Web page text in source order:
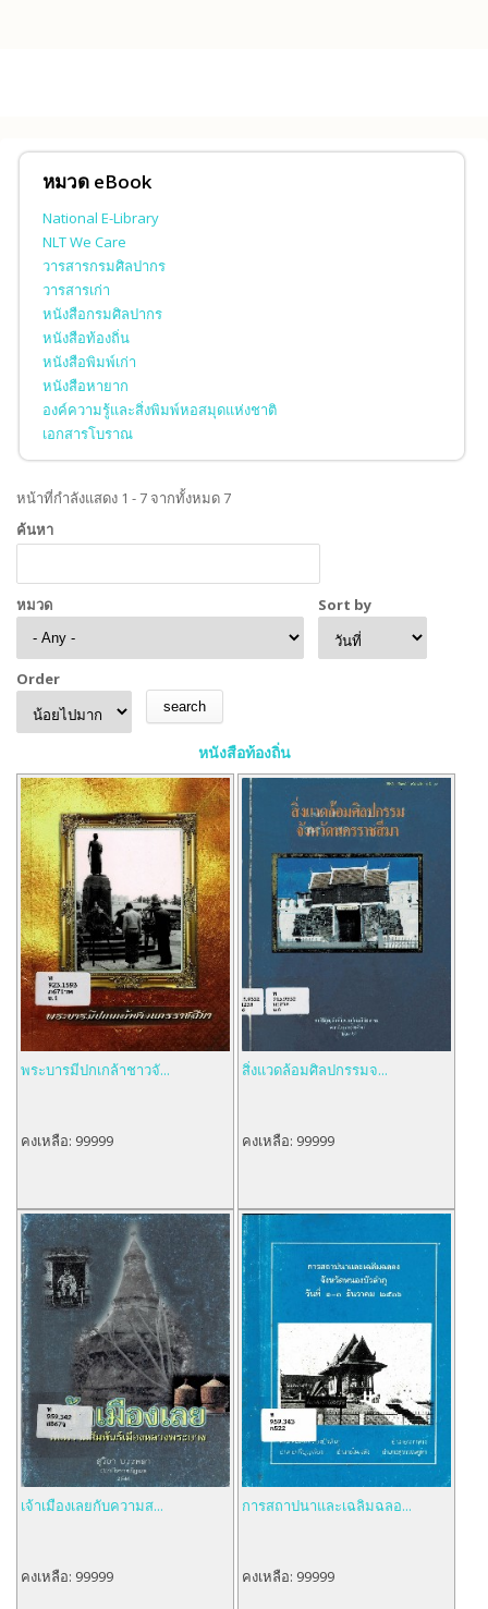
หมวด eBook
National E-Library
NLT We Care
วารสารกรมศิลปากร
วารสารเก่า
หนังสือกรมศิลปากร
หนังสือท้องถิ่น
หนังสือพิมพ์เก่า
หนังสือหายาก
องค์ความรู้และสิ่งพิมพ์หอสมุดแห่งชาติ
เอกสารโบราณ
หน้าที่กำลังแสดง 1 - 7 จากทั้งหมด 7
ค้นหา
หมวด Sort by
Order
หนังสือท้องถิ่น
พระบารมีปกเกล้าชาวจั...
คงเหลือ: 99999
สิ่งแวดล้อมศิลปกรรมจ...
คงเหลือ: 99999
เจ้าเมืองเลยกับความส...
คงเหลือ: 99999
การสถาปนาและเฉลิมฉลอ...
คงเหลือ: 99999